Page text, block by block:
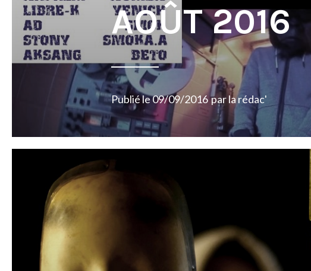
AOÛT 2016
Publié le09/09/2016 parla rédac'